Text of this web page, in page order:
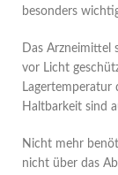
besonders
Das Arzneimittel
vor Licht
Haltbarkeit sind
Nicht mehr
nicht über das